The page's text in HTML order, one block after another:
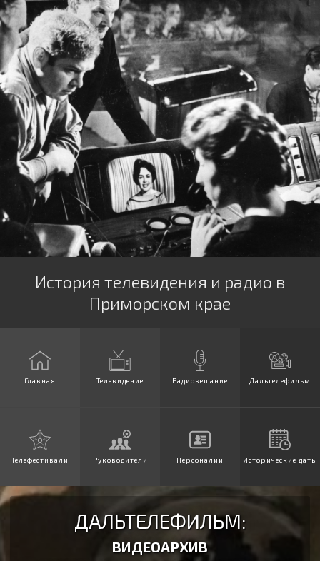
История телевидения и радио в
Приморском крае
Главная Телевидение Радиовещание Дальтелефильм
Телефестивали Руководители Персоналии Исторические даты
ДАЛЬТЕЛЕФИЛЬМ:
ВИДЕОАРХИВ